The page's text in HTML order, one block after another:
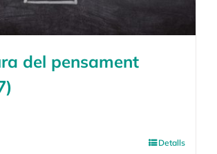
del pensament
Detalls